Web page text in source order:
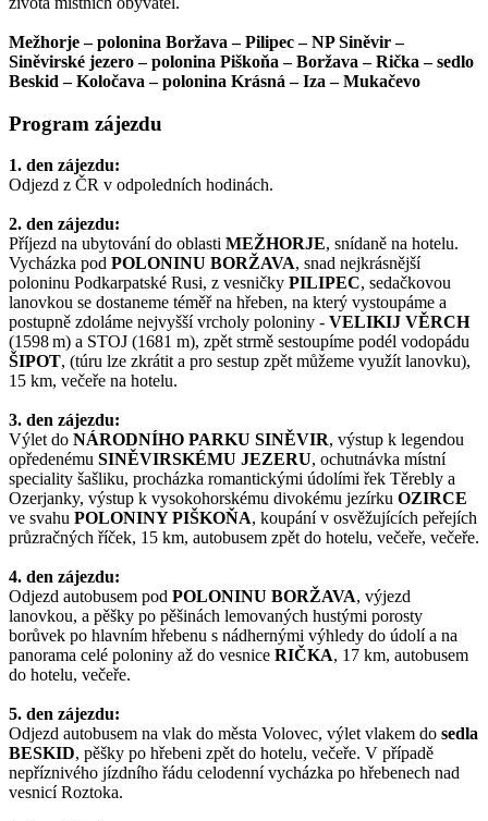
Mežhorje – polonina Boržava – Pilipec – NP Siněvir –
Siněvirské jezero – polonina Piškoňa – Boržava – Rička – sedlo
Beskid – Koločava – polonina Krásná – Iza – Mukačevo
Program zájezdu
1. den zájezdu:
Odjezd z ČR v odpoledních hodinách.
2. den zájezdu:
Příjezd na ubytování do oblasti MEŽHORJE, snídaně na hotelu.
Vycházka pod POLONINU BORŽAVA, snad nejkrásnější
poloninu Podkarpatské Rusi, z vesničky PILIPEC, sedačkovou
lanovkou se dostaneme téměř na hřeben, na který vystoupáme a
postupně zdoláme nejvyšší vrcholy poloniny - VELIKIJ VĚRCH
(1598 m) a STOJ (1681 m), zpět strmě sestoupíme podél vodopádu
ŠIPOT, (túru lze zkrátit a pro sestup zpět můžeme využít lanovku),
15 km, večeře na hotelu.
3. den zájezdu:
Výlet do NÁRODNÍHO PARKU SINĚVIR, výstup k legendou
opředenému SINĚVIRSKÉMU JEZERU, ochutnávka místní
speciality šašliku, procházka romantickými údolími řek Těrebly a
Ozerjanky, výstup k vysokohorskému divokému jezírku OZIRCE
ve svahu POLONINY PIŠKOŇA, koupání v osvěžujících peřejích
průzračných říček, 15 km, autobusem zpět do hotelu, večeře, večeře.
4. den zájezdu:
Odjezd autobusem pod POLONINU BORŽAVA, výjezd
lanovkou, a pěšky po pěšinách lemovaných hustými porosty
borůvek po hlavním hřebenu s nádhernými výhledy do údolí a na
panorama celé poloniny až do vesnice RIČKA, 17 km, autobusem
do hotelu, večeře.
5. den zájezdu:
Odjezd autobusem na vlak do města Volovec, výlet vlakem do sedla
BESKID, pěšky po hřebeni zpět do hotelu, večeře. V případě
nepříznivého jízdního řádu celodenní vycházka po hřebenech nad
vesnicí Roztoka.